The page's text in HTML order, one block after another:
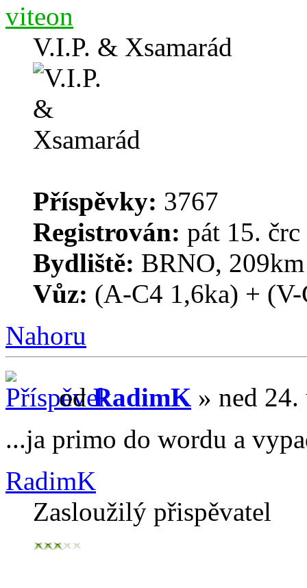
viteon
V.I.P. & Xsamarád
Příspěvky: 3767
Registrován: pát 15.
Bydliště: BRNO,
Vůz: (A-C4 1,6ka) +
Nahoru
odRadimK » ned
...ja primo do wordu a
RadimK
Zasloužilý přispěvatel